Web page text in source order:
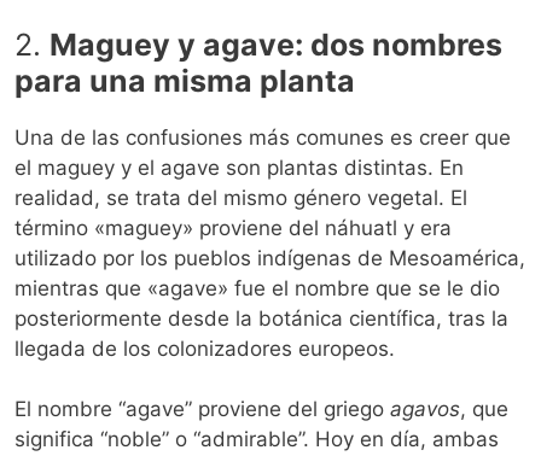
2. Maguey y agave: dos nombres
para una misma planta
Una de las confusiones más comunes es creer que
el maguey y el agave son plantas distintas. En
realidad, se trata del mismo género vegetal. El
término «maguey» proviene del náhuatl y era
utilizado por los pueblos indígenas de Mesoamérica,
mientras que «agave» fue el nombre que se le dio
posteriormente desde la botánica científica, tras la
llegada de los colonizadores europeos.
El nombre “agave” proviene del griego agavos, que
significa “noble” o “admirable”. Hoy en día, ambas